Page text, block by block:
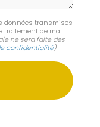
données transmises
traitement de ma
ne sera faite des
confidentialité)